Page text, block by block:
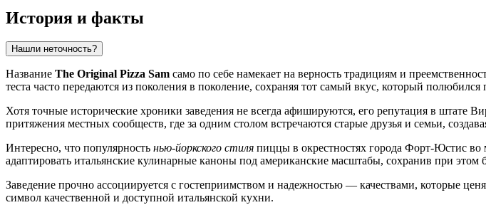
История и факты
Нашли неточность?
Название The Original Pizza Sam само по себе намекает на верность традициям и
теста часто передаются из поколения в поколение, сохраняя тот самый вкус, который
Хотя точные исторические хроники заведения не всегда афишируются, его репутация в штате
притяжения местных сообществ, где за одним столом встречаются старые друзья и семьи,
Интересно, что популярность нью-йоркского стиля пиццы в окрестностях города Форт-Юстис во
адаптировать итальянские кулинарные каноны под американские масштабы, сохранив при
Заведение прочно ассоциируется с гостеприимством и надежностью — качествами, которые
символ качественной и доступной итальянской кухни.